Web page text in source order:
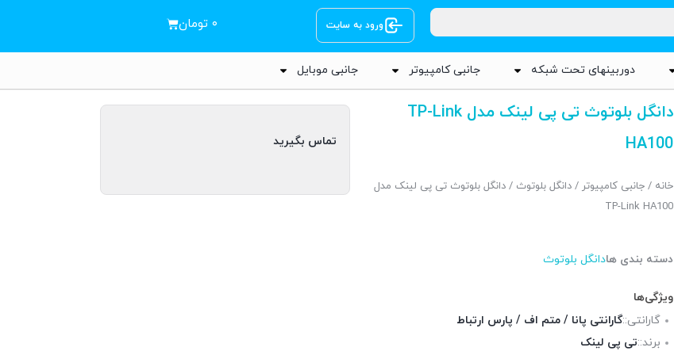
ورود به سایت ۰ تومان
دوربینهای تحت شبکه جانبی کامپیوتر جانبی موبایل
دانگل بلوتوث تی پی لینک مدل TP-Link
HA100
خانه /جانبی کامپیوتر /دانگل بلوتوث / دانگل بلوتوث تی پی لینک مدل
TP-Link HA100
دسته بندی هادانگل بلوتوث
ویژگی‌ها
گارانتی::گارانتی پانا / متم اف / پارس ارتباط
برند::تی پی لینک
تماس بگیرید